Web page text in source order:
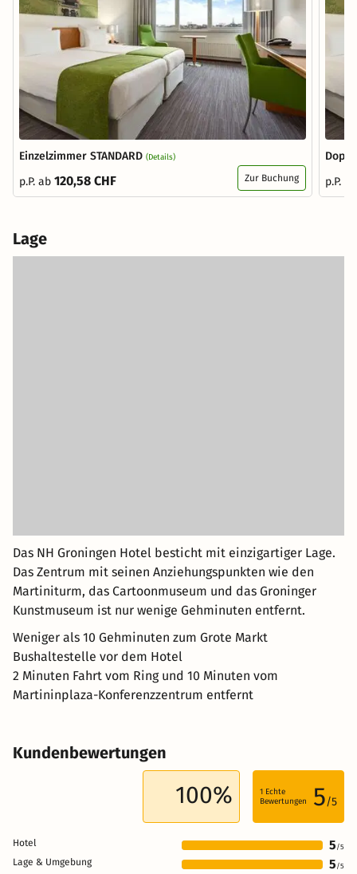
Einzelzimmer STANDARD (Details)
p.P. ab 120,58 CHF Zur Buchung
p.P.
Lage
Das NH Groningen Hotel besticht mit einzigartiger Lage.
Das Zentrum mit seinen Anziehungspunkten wie den
Martiniturm, das Cartoonmuseum und das Groninger
Kunstmuseum ist nur wenige Gehminuten entfernt.
Weniger als 10 Gehminuten zum Grote Markt
Bushaltestelle vor dem Hotel
2 Minuten Fahrt vom Ring und 10 Minuten vom
Martininplaza-Konferenzzentrum entfernt
Kundenbewertungen
100% 1 Echte
Bewertungen
5/5
Hotel 5 /5
Lage & Umgebung 5 /5